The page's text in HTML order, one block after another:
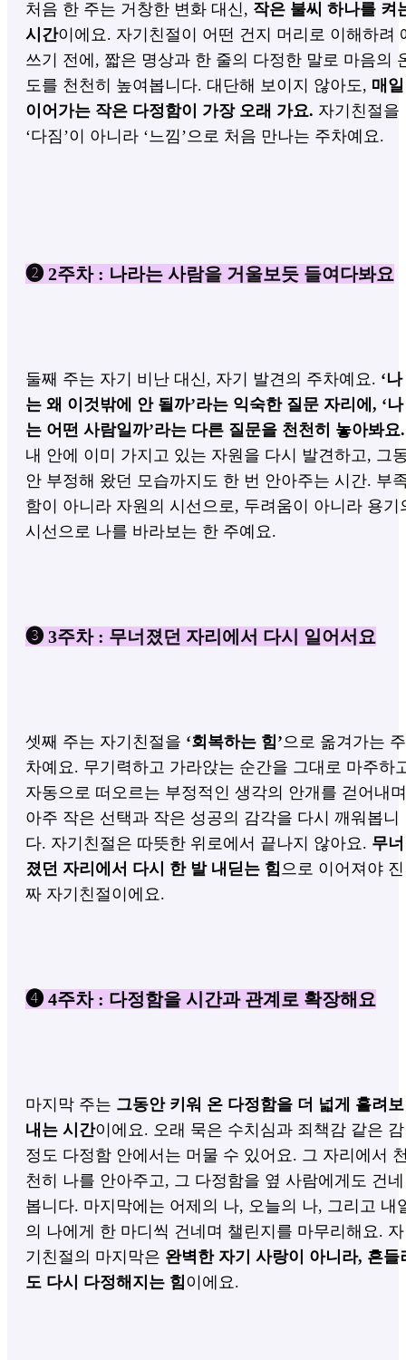
처음 한 주는 거창한 변화 대신, 작은 불씨 하나를 켜
시간이에요. 자기친절이 어떤 건지 머리로 이해하려
쓰기 전에, 짧은 명상과 한 줄의 다정한 말로 마음의
도를 천천히 높여봅니다. 대단해 보이지 않아도, 매일
이어가는 작은 다정함이 가장 오래 가요. 자기친절을
‘다짐’이 아니라 ‘느낌’으로 처음 만나는 주차예요.
❷ 2주차 : 나라는 사람을 거울보듯 들여다봐요
둘째 주는 자기 비난 대신, 자기 발견의 주차예요. ‘나
는 왜 이것밖에 안 될까’라는 익숙한 질문 자리에, ‘나
는 어떤 사람일까’라는 다른 질문을 천천히 놓아봐요.
내 안에 이미 가지고 있는 자원을 다시 발견하고, 그
안 부정해 왔던 모습까지도 한 번 안아주는 시간. 부
함이 아니라 자원의 시선으로, 두려움이 아니라 용기
시선으로 나를 바라보는 한 주예요.
❸ 3주차 : 무너졌던 자리에서 다시 일어서요
셋째 주는 자기친절을 ‘회복하는 힘’ 으로 옮겨가는 주
차예요. 무기력하고 가라앉는 순간을 그대로 마주하
자동으로 떠오르는 부정적인 생각의 안개를 걷어내
아주 작은 선택과 작은 성공의 감각을 다시 깨워봅니
다. 자기친절은 따뜻한 위로에서 끝나지 않아요. 무너
졌던 자리에서 다시 한 발 내딛는 힘 으로 이어져야 진
짜 자기친절이에요.
❹ 4주차 : 다정함을 시간과 관계로 확장해요
마지막 주는 그동안 키워 온 다정함을 더 넓게 흘려보
내는 시간이에요. 오래 묵은 수치심과 죄책감 같은 감
정도 다정함 안에서는 머물 수 있어요. 그 자리에서
천히 나를 안아주고, 그 다정함을 옆 사람에게도 건네
봅니다. 마지막에는 어제의 나, 오늘의 나, 그리고 내
의 나에게 한 마디씩 건네며 챌린지를 마무리해요. 자
기친절의 마지막은 완벽한 자기 사랑이 아니라, 흔들
도 다시 다정해지는 힘이에요.